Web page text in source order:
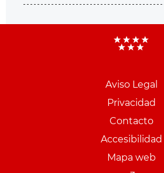
Aviso Legal
Privacidad
Contacto
Accesibilidad
Mapa web